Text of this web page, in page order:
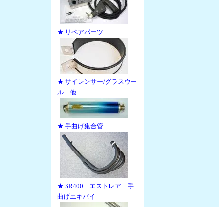
★ リペアパーツ
★ サイレンサー/グラスウー
ル 他
★ 手曲げ集合管
★ SR400 エストレア 手
曲げエキパイ